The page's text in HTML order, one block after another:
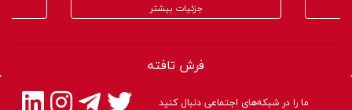
جزئیات بیشتر
فرش تافته
ما را در شبکه‌های اجتماعی دنبال کنید